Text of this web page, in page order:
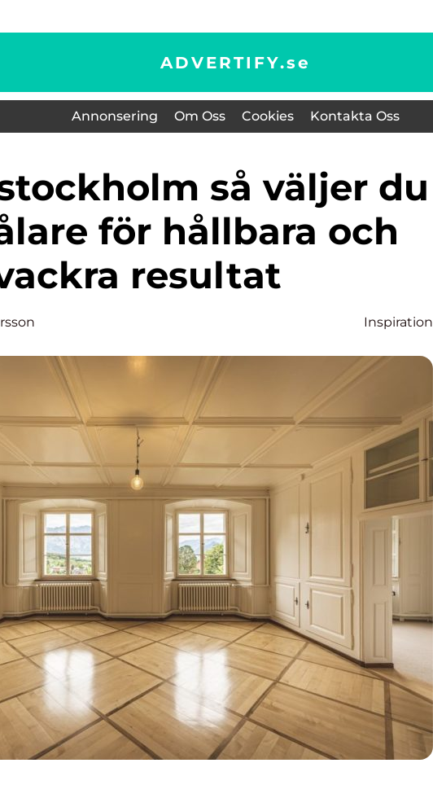
ADVERTIFY.se
Annonsering Om Oss Cookies Kontakta Oss
för hållbara och
resultat
Inspiration